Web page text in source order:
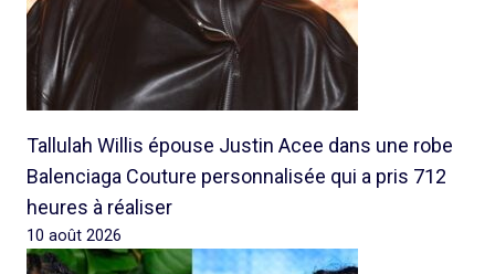
Tallulah Willis épouse Justin Acee dans une robe
Balenciaga Couture personnalisée qui a pris 712
heures à réaliser
10 août 2026